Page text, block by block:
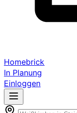
Homebrick
In Planung
Einloggen